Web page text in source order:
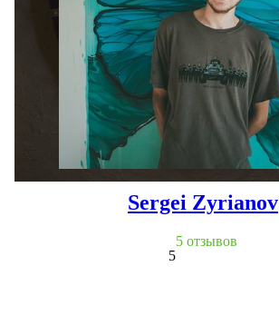
Sergei Zyrianov
5
5 отзывов